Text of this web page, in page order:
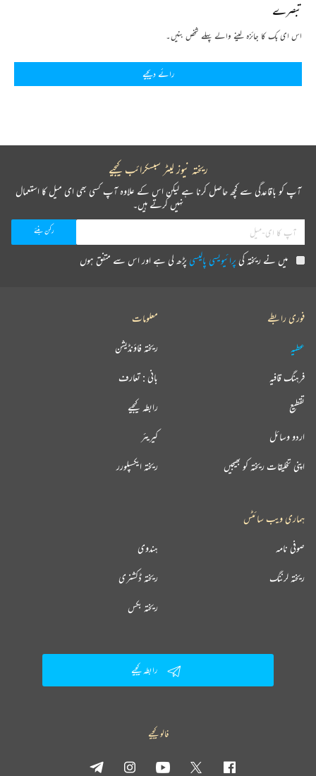
تبصرے
اس ای بک کا جائزہ لینے والے پہلے شخص بنیں۔
رائے دیجیے
ریختہ نیوز لیٹر سبسکرائب کیجیے
آپ کو باقاعدگی سے کچھ حاصل کرنا ہے لیکن اس کے علاوہ آپ کسی بھی ای میل کا استعمال
نہیں کرتے ہیں۔
میں نے ریختہ کیپرائیویسی پالیسیپڑھ لی ہے اور اس سے متفق ہوں
فوری رابطے
عطیہ
فرہنگ قافیہ
تقطیع
اردو وسائل
اپنی تخلیقات ریختہ کو بھیجیں
معلومات
ریختہ فاؤنڈیشن
بانی : تعارف
رابطہ کیجیے
کیریئر
ریختہ ایکسپلورر
ہماری ویب سائٹس
ہندوی صوفی نامہ
ریختہ ڈکشنری ریختہ لرننگ
ریختہ بکس
رابطہ کیجیے
فالو کیجیے